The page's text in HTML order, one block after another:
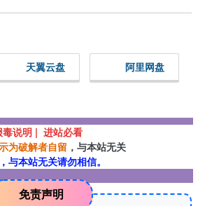
天翼云盘 阿里网盘
说明 | 进站必看
为破解者自留 ，与本站无关
与本站无关请勿相信。
免责声明